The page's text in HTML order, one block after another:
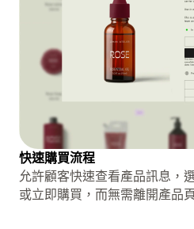
快速購買流程
允許顧客快速查看產品訊息，
或立即購買，而無需離開產品